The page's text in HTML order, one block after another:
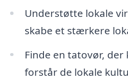
Understøtte lokale
skabe et stærkere
Finde en tatovør, der
forstår de lokale